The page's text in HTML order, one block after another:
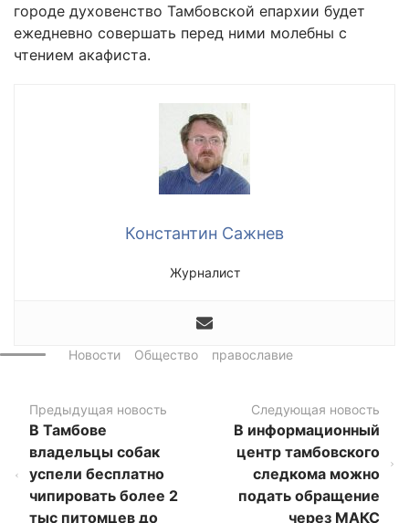
городе духовенство Тамбовской епархии будет
ежедневно совершать перед ними молебны с
чтением акафиста.
Константин Сажнев
Журналист
Новости Общество православие
Предыдущая новость
В Тамбове
владельцы собак
успели бесплатно
чипировать более 2
тыс питомцев до
Следующая новость
В информационный
центр тамбовского
следкома можно
подать обращение
через МАКС